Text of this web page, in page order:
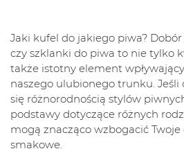
Jaki kufel do jakiego piwa?
czy szklanki do piwa to nie tylko
także istotny element
naszego ulubionego trunku. Jeśli
się różnorodnością stylów
podstawy dotyczące różnych
mogą znacząco wzbogacić
smakowe.